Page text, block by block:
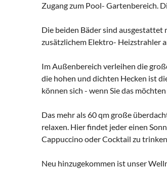
Zugang zum Pool- Gartenbereich.
Die beiden Bäder sind ausgestattet
zusätzlichem Elektro- Heizstrahler
Im Außenbereich verleihen die
die hohen und dichten Hecken ist
können sich - wenn Sie das
Das mehr als 60 qm große
relaxen. Hier findet jeder einen
Cappuccino oder Cocktail zu
Neu hinzugekommen ist unser